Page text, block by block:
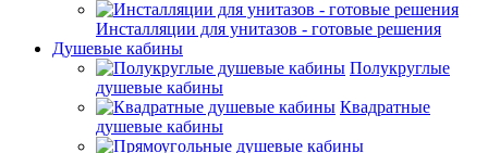
Инсталляции для унитазов - готовые решения
Душевые кабины
Полукруглые
душевые кабины
Квадратные
душевые кабины